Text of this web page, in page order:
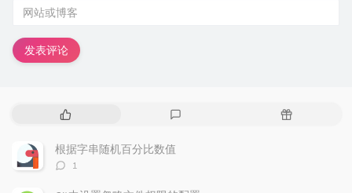
发表评论
热
文
章
随
根据字串随机百分比数值
评1